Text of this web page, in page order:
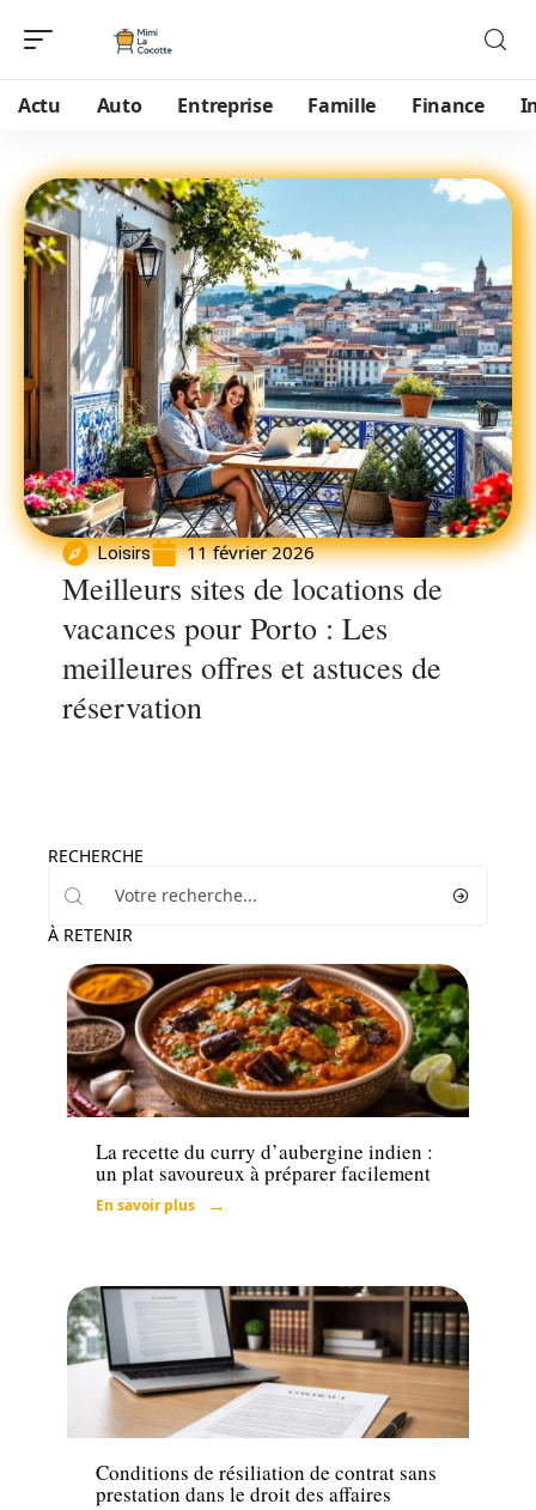
Actu Auto Entreprise Famille Finance
Loisirs 11 février 2026
Meilleurs sites de locations de
vacances pour Porto : Les
meilleures offres et astuces de
réservation
RECHERCHE
À RETENIR
Loisirs
La recette du curry d’aubergine indien :
un plat savoureux à préparer facilement
En savoir plus
Conditions de résiliation de contrat sans
prestation dans le droit des affaires